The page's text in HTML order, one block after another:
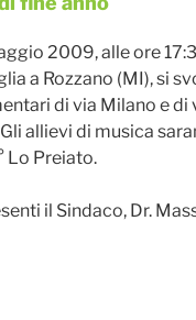
2009, alle ore
a Rozzano (MI), si
di via Milano e
allievi di musica
Lo Preiato.
il Sindaco, Dr.